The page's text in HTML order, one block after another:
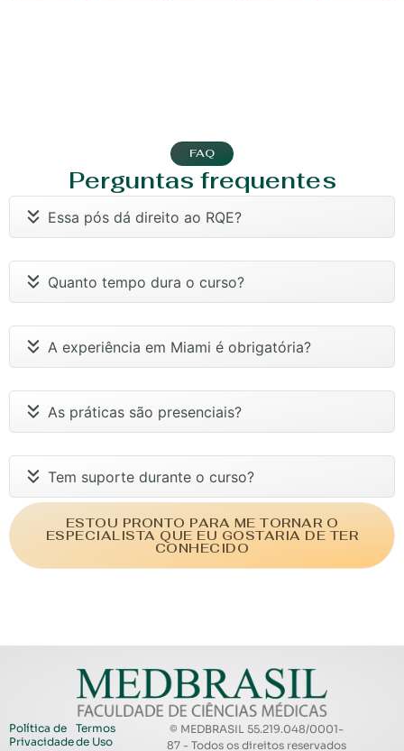
FAQ
Perguntas frequentes
Essa pós dá direito ao RQE?
Quanto tempo dura o curso?
A experiência em Miami é obrigatória?
As práticas são presenciais?
Tem suporte durante o curso?
ESTOU PRONTO PARA ME TORNAR O
ESPECIALISTA QUE EU GOSTARIA DE TER
CONHECIDO
Política de
Privacidade
Termos
de Uso
© MEDBRASIL 55.219.048/0001-
87 - Todos os direitos reservados